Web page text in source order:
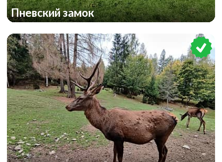
Пневский замок